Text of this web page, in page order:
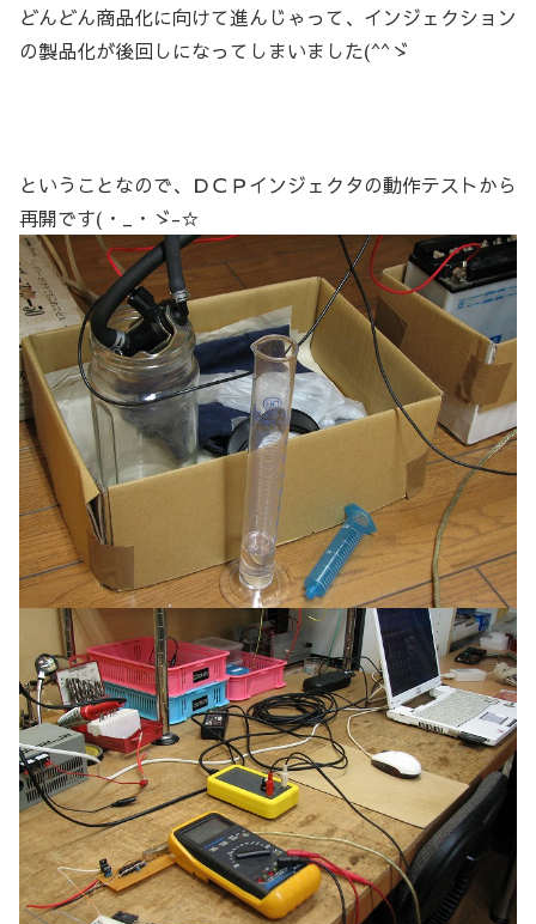
どんどん商品化に向けて進んじゃって、インジェクション
の製品化が後回しになってしまいました(^^ゞ
ということなので、ＤＣＰインジェクタの動作テストから
再開です(・_・ゞ-☆